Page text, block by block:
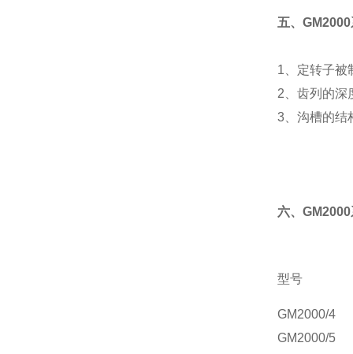
五、
1、定转子被
2、齿列的深
3、沟槽的结
六、
型号
GM2000/4
GM2000/5